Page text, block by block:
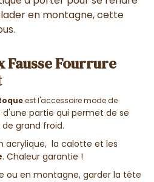
en montagne, cette
Fausse Fourrure
est l'accessoire mode de
d'une partie qui permet de se
grand froid.
acrylique, la calotte et les
. Chaleur garantie !
ou en montagne, garder la tête